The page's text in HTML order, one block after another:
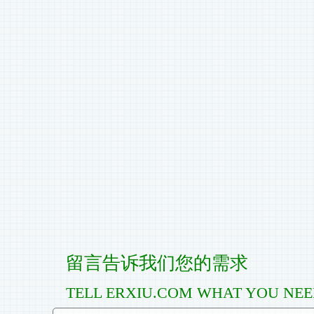
留言告诉我们您的需求
TELL ERXIU.COM WHAT YOU